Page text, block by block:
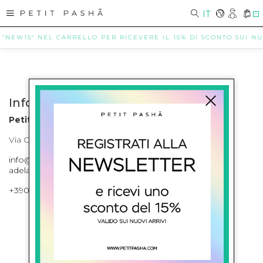
IT 0
NEL CARRELLO PER RICEVERE IL 15% DI SCONTO SUI
Info contatti
Petit Pasha
Via Cilea, 255 Napoli Corso Umberto I 301 Napoli
info@petitpasha.com, petitpasha@hotmail.it,
adelaide.petitpasha@hotmail.com
+39081643421 , +390812351280
ISCRIVITI ALLA NEWSLETTER